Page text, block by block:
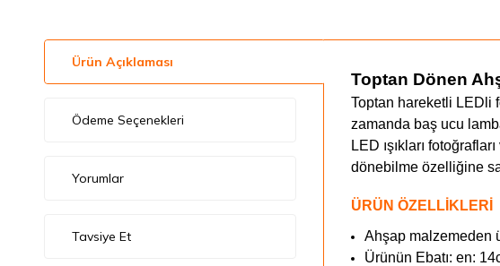
Ürün Açıklaması
Ödeme Seçenekleri
Yorumlar
Tavsiye Et
Toptan Dönen
Toptan hareketli LEDli
zamanda baş ucu
LED ışıkları
dönebilme özelliğine
ÜRÜN ÖZELLİKLERİ
Ahşap malzemeden
Ürünün Ebatı: en: